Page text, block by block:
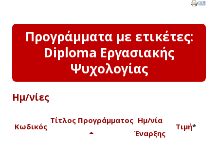
Προγράμματα με ετικέτες:
Diploma Εργασιακής
Ψυχολογίας
Ημ/νίες
Κωδικός
Τίτλος Προγράμματος Ημ/νία
Έναρξης
Τιμή*